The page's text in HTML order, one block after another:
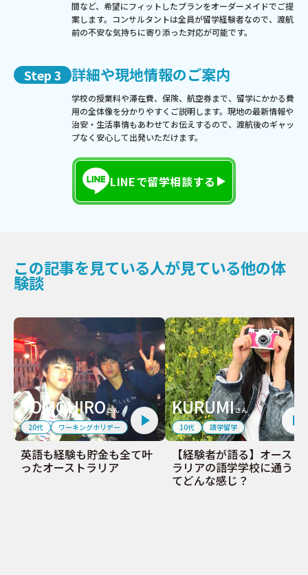
間など、希望にフィットしたプランをオーダーメイドでご提
案します。コンサルタントは全員が留学経験者なので、渡航
前の不安な気持ちに寄り添った対応が可能です。
Step 3 詳細や現地情報のご案内
学校の授業料や滞在費、保険、航空券まで、留学にかかる費
用の全体像を分かりやすくご説明します。現地の最新情報や
治安・生活事情もあわせてお伝えするので、渡航後のギャッ
プなく安心して出発いただけます。
LINEで留学相談する
この記事を見ている人が見ている他の体
験談
TOMOHIROさん
20代
ワーキングホリデー
英語も経験も貯金も全て叶
ったオーストラリア
KURUMIさん
10代
語学留学
【経験者が語る】オースト
ラリアの語学学校に通うっ
てどんな感じ？